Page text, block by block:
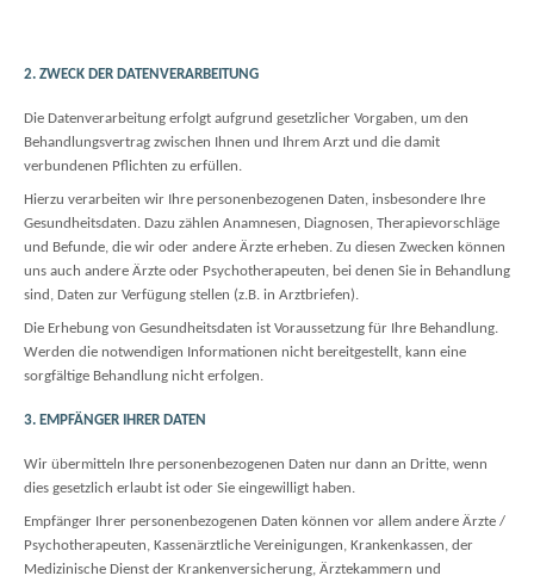
2. ZWECK DER DATENVERARBEITUNG
Die Datenverarbeitung erfolgt aufgrund gesetzlicher Vorgaben, um den
Behandlungsvertrag zwischen Ihnen und Ihrem Arzt und die damit
verbundenen Pflichten zu erfüllen.
Hierzu verarbeiten wir Ihre personenbezogenen Daten, insbesondere Ihre
Gesundheitsdaten. Dazu zählen Anamnesen, Diagnosen, Therapievorschläge
und Befunde, die wir oder andere Ärzte erheben. Zu diesen Zwecken können
uns auch andere Ärzte oder Psychotherapeuten, bei denen Sie in Behandlung
sind, Daten zur Verfügung stellen (z.B. in Arztbriefen).
Die Erhebung von Gesundheitsdaten ist Voraussetzung für Ihre Behandlung.
Werden die notwendigen Informationen nicht bereitgestellt, kann eine
sorgfältige Behandlung nicht erfolgen.
3. EMPFÄNGER IHRER DATEN
Wir übermitteln Ihre personenbezogenen Daten nur dann an Dritte, wenn
dies gesetzlich erlaubt ist oder Sie eingewilligt haben.
Empfänger Ihrer personenbezogenen Daten können vor allem andere Ärzte /
Psychotherapeuten, Kassenärztliche Vereinigungen, Krankenkassen, der
Medizinische Dienst der Krankenversicherung, Ärztekammern und